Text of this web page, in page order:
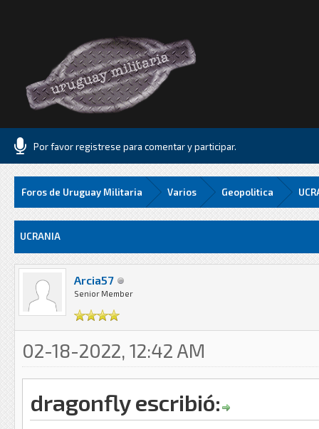
Por favor registrese para comentar y participar.
Foros de Uruguay Militaria Varios Geopolitica
UCRANIA
Arcia57
Senior Member
02-18-2022, 12:42 AM
dragonfly escribió: